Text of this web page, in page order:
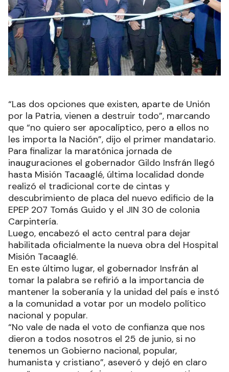
“Las dos opciones que existen, aparte de Unión
por la Patria, vienen a destruir todo”, marcando
que “no quiero ser apocalíptico, pero a ellos no
les importa la Nación”, dijo el primer mandatario.
Para finalizar la maratónica jornada de
inauguraciones el gobernador Gildo Insfrán llegó
hasta Misión Tacaaglé, última localidad donde
realizó el tradicional corte de cintas y
descubrimiento de placa del nuevo edificio de la
EPEP 207 Tomás Guido y el JIN 30 de colonia
Carpintería.
Luego, encabezó el acto central para dejar
habilitada oficialmente la nueva obra del Hospital
Misión Tacaaglé.
En este último lugar, el gobernador Insfrán al
tomar la palabra se refirió a la importancia de
mantener la soberanía y la unidad del país e instó
a la comunidad a votar por un modelo político
nacional y popular.
“No vale de nada el voto de confianza que nos
dieron a todos nosotros el 25 de junio, si no
tenemos un Gobierno nacional, popular,
humanista y cristiano”, aseveró y dejó en claro